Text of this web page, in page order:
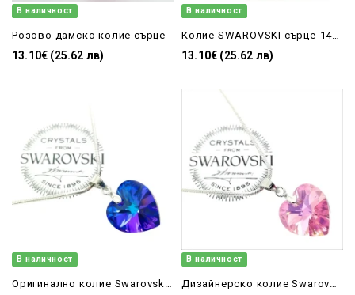
В наличност
Розово дамско колие сърце
13.10€ (25.62 лв)
В наличност
13.10€ (25.62 лв)
В наличност В наличност